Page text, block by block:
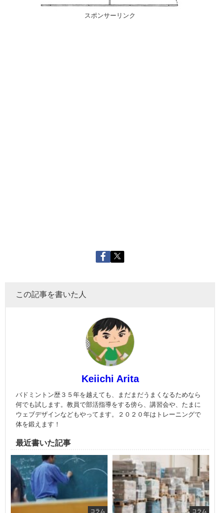
スポンサーリンク
この記事を書いた人
Keiichi Arita
バドミントン歴３５年を越えても、まだまだうまくなるためなら
何でも試します。教員で部活指導をする傍ら、講習会や、たまに
ウェブデザインなどもやってます。２０２０年はトレーニングで
体を鍛えます！
最近書いた記事
コラム コラム